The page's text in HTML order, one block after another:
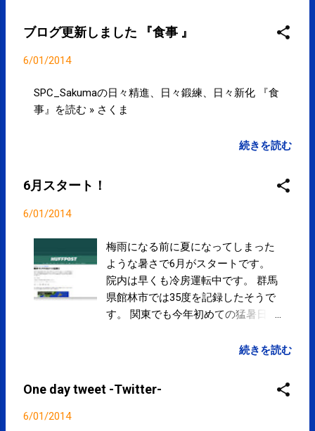
ノ酸(BCAA(ロイシン・イソロイシ
ン・バリン)・グルタニン・アルギニ
酸・D・E)も顆粒状で飲みやすく摂取
できます。 商品情報│「アミノバイ
売しております。 1袋からでもご購
ブログ更新しました 『食事 』
6/01/2014
SPC_Sakumaの日々精進、日々鍛練、日々新化 『食
事』を読む » さくま
続きを読む
6月スタート！
6/01/2014
梅雨になる前に夏になってしまった
ような暑さで6月がスタートです。
院内は早くも冷房運転中です。 群馬
県館林市では35度を記録したそうで
す。 関東でも今年初めての猛暑日 |
く、さらに祝祭日のない6月です。
すめします！！
続きを読む
One day tweet -Twitter-
6/01/2014